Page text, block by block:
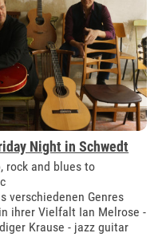
Night in Schwedt
rock and blues to
verschiedenen Genres
ihrer Vielfalt Ian Melrose -
Krause - jazz guitar